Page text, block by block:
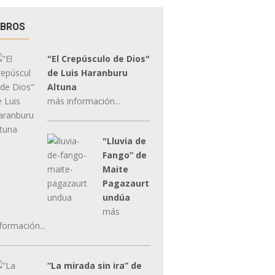
"El Crepúsculo de Dios"
de Luis Haranburu
Altuna
más información...
"Lluvia de
Fango” de
Maite
Pagazaurt
undúa
más
“La mirada sin ira” de